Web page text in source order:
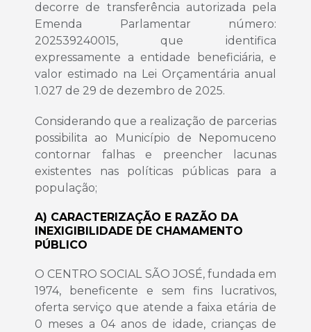
decorre de transferência autorizada pela
Emenda Parlamentar número:
202539240015, que identifica
expressamente a entidade beneficiária, e
valor estimado na Lei Orçamentária anual
1.027 de 29 de dezembro de 2025.
Considerando que a realização de parcerias
possibilita ao Município de Nepomuceno
contornar falhas e preencher lacunas
existentes nas políticas públicas para a
população;
A) CARACTERIZAÇÃO E RAZÃO DA
INEXIGIBILIDADE DE CHAMAMENTO
PÚBLICO
O CENTRO SOCIAL SÃO JOSÉ, fundada em
1974, beneficente e sem fins lucrativos,
oferta serviço que atende a faixa etária de
0 meses a 04 anos de idade, crianças de